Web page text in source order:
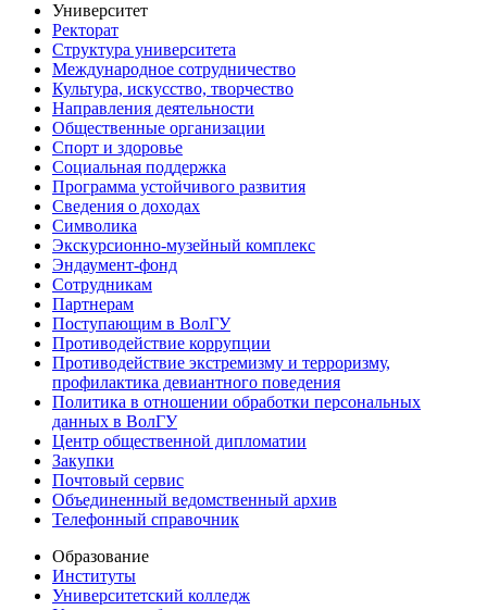
Университет
Ректорат
Структура университета
Международное сотрудничество
Культура, искусство, творчество
Направления деятельности
Общественные организации
Спорт и здоровье
Социальная поддержка
Программа устойчивого развития
Сведения о доходах
Символика
Экскурсионно-музейный комплекс
Эндаумент-фонд
Сотрудникам
Партнерам
Поступающим в ВолГУ
Противодействие коррупции
Противодействие экстремизму и терроризму,
профилактика девиантного поведения
Политика в отношении обработки персональных
данных в ВолГУ
Центр общественной дипломатии
Закупки
Почтовый сервис
Объединенный ведомственный архив
Телефонный справочник
Образование
Институты
Университетский колледж